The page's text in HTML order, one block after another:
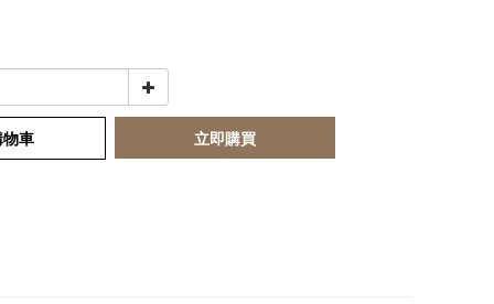
車 立即購買